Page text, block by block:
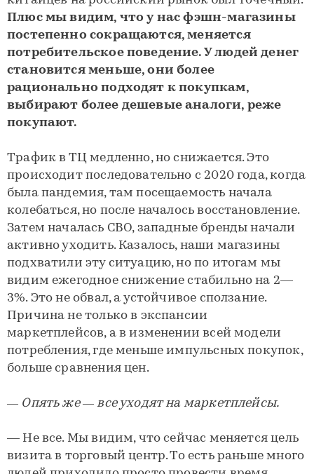
Плюс мы видим, что у нас фэшн-магазины
постепенно сокращаются, меняется
потребительское поведение. У людей денег
становится меньше, они более
рационально подходят к покупкам,
выбирают более дешевые аналоги, реже
покупают.
Трафик в ТЦ медленно, но снижается. Это
происходит последовательно с 2020 года, когда
была пандемия, там посещаемость начала
колебаться, но после началось восстановление.
Затем началась СВО, западные бренды начали
активно уходить. Казалось, наши магазины
подхватили эту ситуацию, но по итогам мы
видим ежегодное снижение стабильно на 2—
3%. Это не обвал, а устойчивое сползание.
Причина не только в экспансии
маркетплейсов, а в изменении всей модели
потребления, где меньше импульсных покупок,
больше сравнения цен.
— Опять же — все уходят на маркетплейсы.
— Не все. Мы видим, что сейчас меняется цель
визита в торговый центр. То есть раньше много